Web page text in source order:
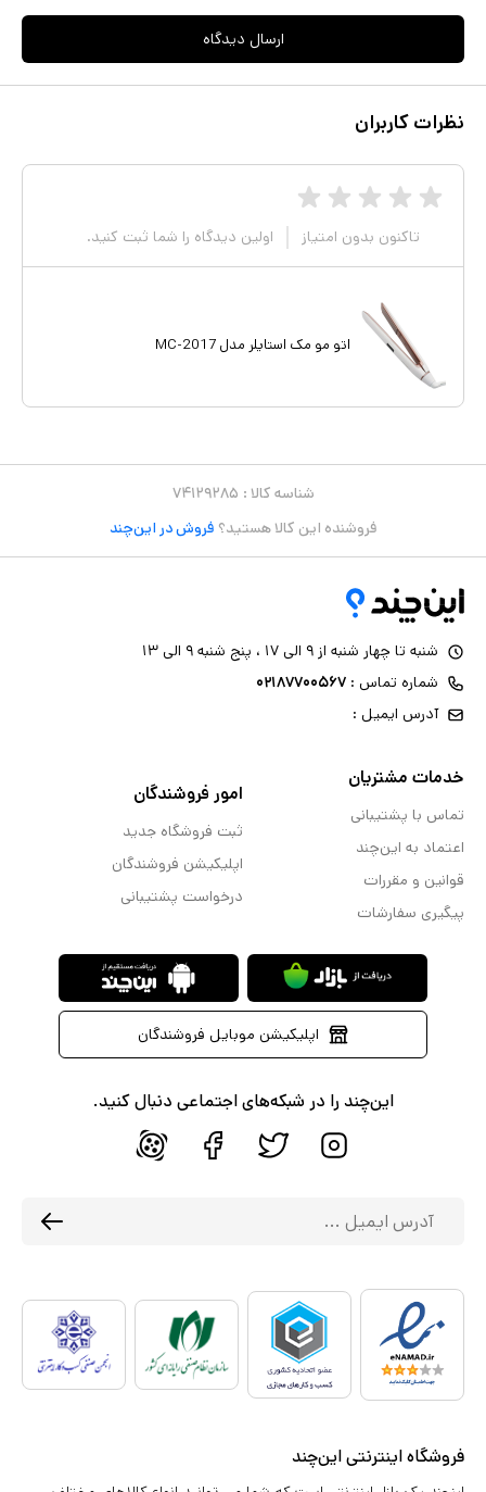
ارسال دیدگاه
نظرات کاربران
تاکنون بدون امتیاز اولین دیدگاه را شما ثبت کنید.
اتو مو مک استایلر مدل MC-2017
شناسه کالا : ۷۴۱۲۹۲۸۵
فروشنده این کالا هستید؟ فروش در این‌چند
شنبه تا چهار شنبه از ۹ الی ۱۷ ، پنج شنبه ۹ الی ۱۳
شماره تماس : ۰۲۱۸۷۷۰۰۵۶۷
آدرس ایمیل :
خدمات مشتریان
تماس با پشتیبانی
اعتماد به این‌چند
قوانین و مقررات
پیگیری سفارشات
امور فروشندگان
ثبت فروشگاه جدید
اپلیکیشن فروشندگان
درخواست پشتیبانی
اپلیکیشن موبایل فروشندگان
این‌چند را در شبکه‌های اجتماعی دنبال کنید.
فروشگاه اینترنتی این‌چند